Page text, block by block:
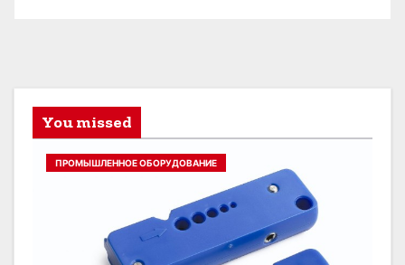
You missed
ПРОМЫШЛЕННОЕ ОБОРУДОВАНИЕ